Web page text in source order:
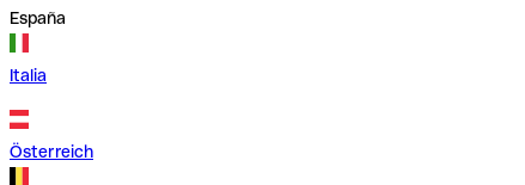
España
Italia
Österreich